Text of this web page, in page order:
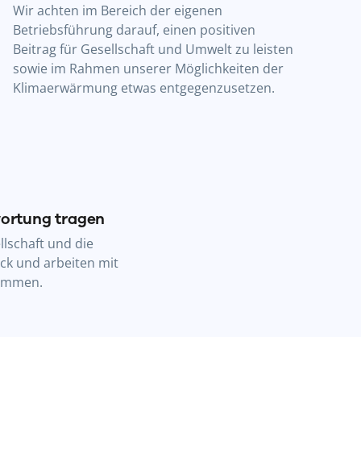
Wir achten im Bereich der eigenen
Betriebsführung darauf, einen positiven
Beitrag für Gesellschaft und Umwelt zu leisten
sowie im Rahmen unserer Möglichkeiten der
Klimaerwärmung etwas entgegenzusetzen.
tragen
und die
und arbeiten mit